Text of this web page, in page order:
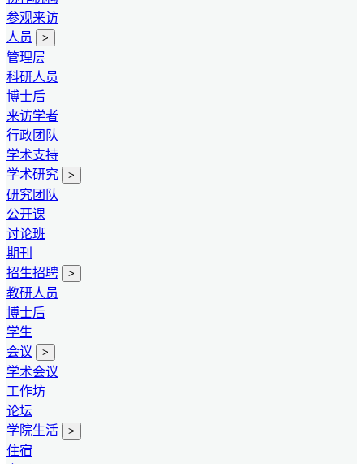
参观来访
人员
>
管理层
科研人员
博士后
来访学者
行政团队
学术支持
学术研究
>
研究团队
公开课
讨论班
期刊
招生招聘
>
教研人员
博士后
学生
会议
>
学术会议
工作坊
论坛
学院生活
>
住宿